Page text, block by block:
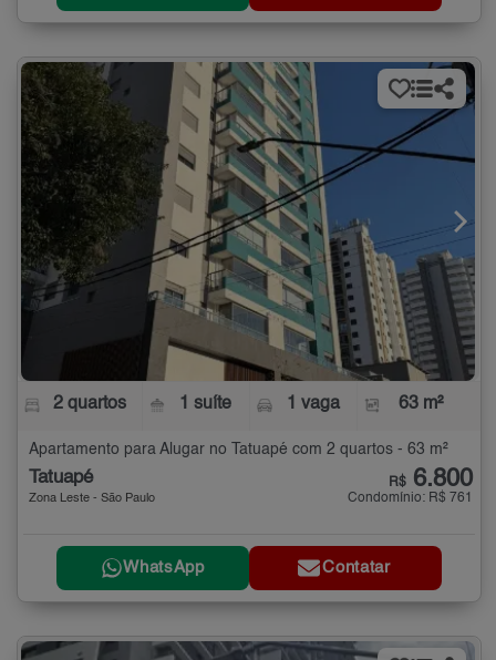
2 quartos 1 suíte 1 vaga 63 m²
Apartamento para Alugar no Tatuapé com 2 quartos - 63 m²
Tatuapé
Zona Leste - São Paulo
R$ 6.800
Condomínio: R$ 761
WhatsApp Contatar